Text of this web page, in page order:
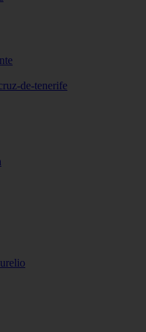
de-tenerife